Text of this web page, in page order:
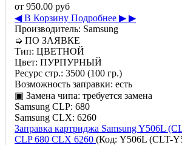
от 950.00 руб
◀ В Корзину Подробнее ▶ ▶
Производитель: Samsung
➭ ПО ЗАЯВКЕ
Тип: ЦВЕТНОЙ
Цвет: ПУРПУРНЫЙ
Ресурс стр.: 3500 (100 гр.)
Возможность заправки: есть
▣ Замена чипа: требуется замена
Samsung CLP: 680
Samsung CLX: 6260
Заправка картриджа Samsung Y506L
CLP 680 CLX 6260 (Код: Y506L (CLT-